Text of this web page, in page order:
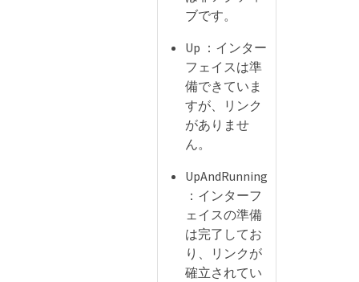
ブです。
Up ：インター
フェイスは準
備できていま
すが、リンク
がありませ
ん。
UpAndRunning
：インターフ
ェイスの準備
は完了してお
り、リンクが
確立されてい